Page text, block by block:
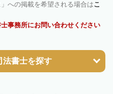
への掲載を希望される場合はこ
事務所にお問い合わせください
法書士を探す